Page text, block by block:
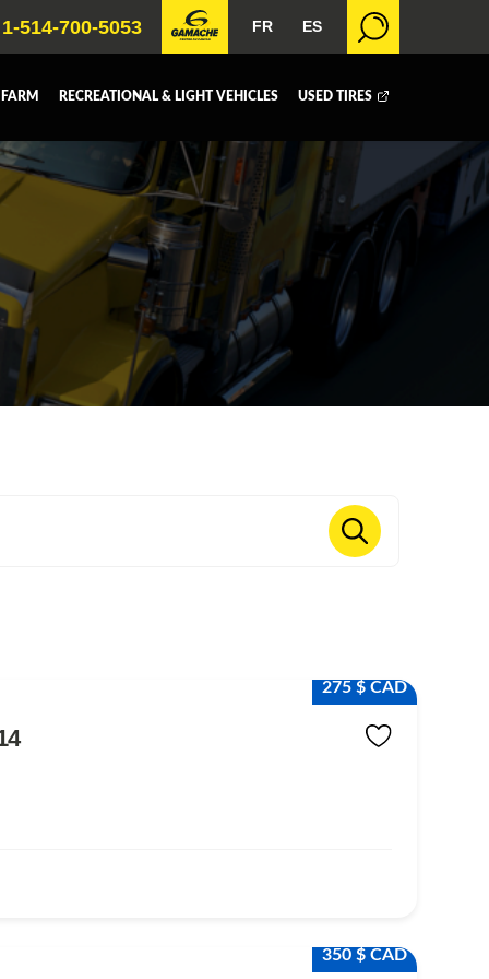
1-514-700-5053 FR ES
BOX DUMP BOX
BOX SNOW EQUIPMENT
RECREATIONAL & LIGHT VEHICLES USED TIRES
275 $ CAD
350 $ CAD